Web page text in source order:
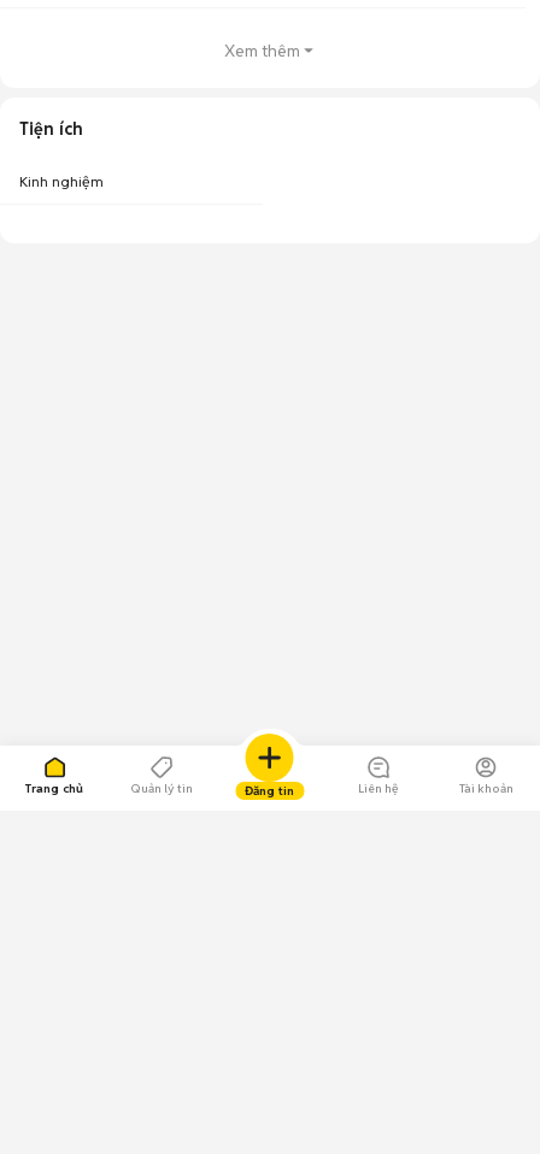
Trang chủ Quản lý tin Đăng tin Liên hệ Tài khoản
Xem thêm
Tiện ích
Kinh nghiệm